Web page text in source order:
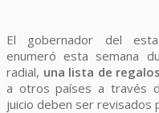
El gobernador del
enumeró esta semana
radial, una lista de regalos
a otros países a través
juicio deben ser revisados